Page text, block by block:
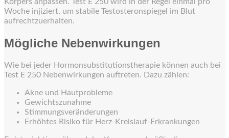
Woche injiziert, um stabile Testosteronspiegel im Blut
aufrechtzuerhalten.
Mögliche Nebenwirkungen
Wie bei jeder Hormonsubstitutionstherapie können auch bei
Test E 250 Nebenwirkungen auftreten. Dazu zählen:
Akne und Hautprobleme
Gewichtszunahme
Stimmungsveränderungen
Erhöhtes Risiko für Herz-Kreislauf-Erkrankungen